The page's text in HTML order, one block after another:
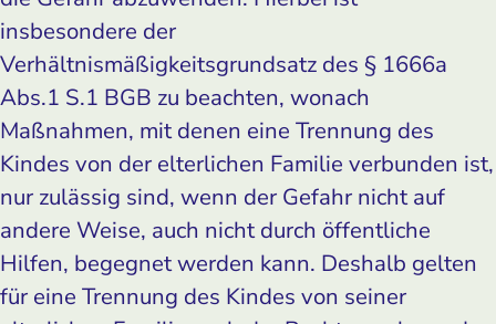
insbesondere der
Verhältnismäßigkeitsgrundsatz des § 1666a
Abs.1 S.1 BGB zu beachten, wonach
Maßnahmen, mit denen eine Trennung des
Kindes von der elterlichen Familie verbunden ist,
nur zulässig sind, wenn der Gefahr nicht auf
andere Weise, auch nicht durch öffentliche
Hilfen, begegnet werden kann. Deshalb gelten
für eine Trennung des Kindes von seiner